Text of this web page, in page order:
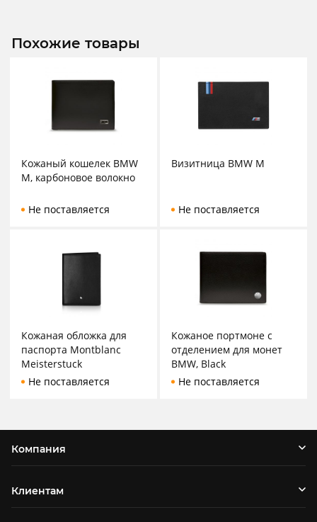
Похожие товары
Кожаный кошелек BMW
M, карбоновое волокно
Не поставляется
Визитница BMW M
Не поставляется
Кожаная обложка для
паспорта Montblanc
Meisterstuck
Не поставляется
Кожаное портмоне с
отделением для монет
BMW, Black
Не поставляется
Компания
Клиентам